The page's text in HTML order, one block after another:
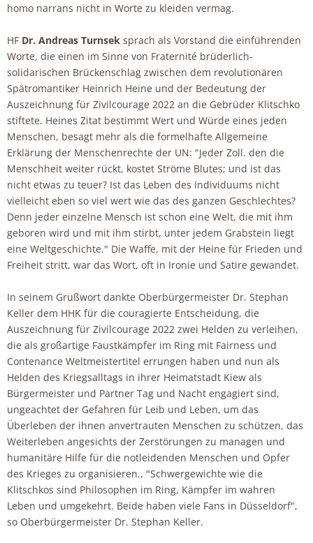
homo narrans nicht in Worte zu kleiden vermag.
HF Dr. Andreas Turnsek sprach als Vorstand die einführenden
Worte, die einen im Sinne von Fraternité brüderlich-
solidarischen Brückenschlag zwischen dem revolutionären
Spätromantiker Heinrich Heine und der Bedeutung der
Auszeichnung für Zivilcourage 2022 an die Gebrüder Klitschko
stiftete. Heines Zitat bestimmt Wert und Würde eines jeden
Menschen, besagt mehr als die formelhafte Allgemeine
Erklärung der Menschenrechte der UN: "Jeder Zoll. den die
Menschheit weiter rückt, kostet Ströme Blutes; und ist das
nicht etwas zu teuer? Ist das Leben des Individuums nicht
vielleicht eben so viel wert wie das des ganzen Geschlechtes?
Denn jeder einzelne Mensch ist schon eine Welt, die mit ihm
geboren wird und mit ihm stirbt, unter jedem Grabstein liegt
eine Weltgeschichte." Die Waffe, mit der Heine für Frieden und
Freiheit stritt, war das Wort, oft in Ironie und Satire gewandet.
In seinem Grußwort dankte Oberbürgermeister Dr. Stephan
Keller dem HHK für die couragierte Entscheidung, die
Auszeichnung für Zivilcourage 2022 zwei Helden zu verleihen,
die als großartige Faustkämpfer im Ring mit Fairness und
Contenance Weltmeistertitel errungen haben und nun als
Helden des Kriegsalltags in ihrer Heimatstadt Kiew als
Bürgermeister und Partner Tag und Nacht engagiert sind,
ungeachtet der Gefahren für Leib und Leben, um das
Überleben der ihnen anvertrauten Menschen zu schützen, das
Weiterleben angesichts der Zerstörungen zu managen und
humanitäre Hilfe für die notleidenden Menschen und Opfer
des Krieges zu organisieren., "Schwergewichte wie die
Klitschkos sind Philosophen im Ring, Kämpfer im wahren
Leben und umgekehrt. Beide haben viele Fans in Düsseldorf",
so Oberbürgermeister Dr. Stephan Keller.